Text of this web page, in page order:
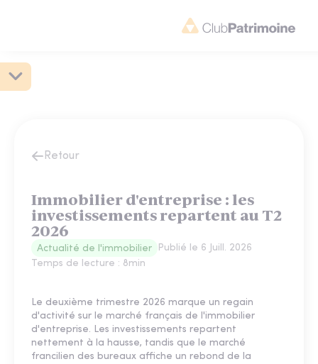
Retour
Immobilier d'entreprise : les
investissements repartent au T2
2026
Actualité de l'immobilier Publié le 6 Juill. 2026
Temps de lecture : 8min
Le deuxième trimestre 2026 marque un regain
d'activité sur le marché français de l'immobilier
d'entreprise. Les investissements repartent
nettement à la hausse, tandis que le marché
francilien des bureaux affiche un rebond de la